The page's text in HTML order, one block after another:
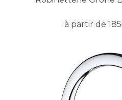
à partir de